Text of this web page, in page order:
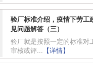
验厂标准介绍，疫情下劳工
见问题解答（三）
验厂就是按照一定的标准对
审核或评... 【详情】